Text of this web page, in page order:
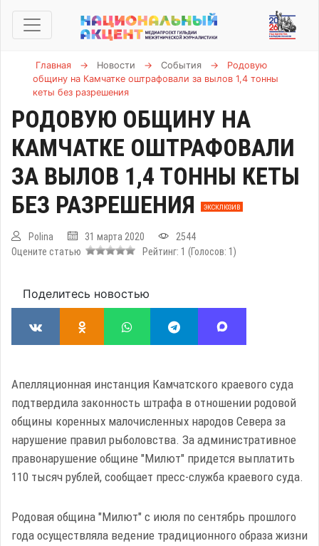
Главная → Новости → События →
Родовую
общину на Камчатке оштрафовали за вылов 1,4 тонны
кеты без разрешения
РОДОВУЮ ОБЩИНУ НА
КАМЧАТКЕ ОШТРАФОВАЛИ
ЗА ВЫЛОВ 1,4 ТОННЫ КЕТЫ
БЕЗ РАЗРЕШЕНИЯ
ЭКСКЛЮЗИВ
Polina 31 марта 2020
2544
Оцените статью
Рейтинг: 1 (Голосов: 1 )
Поделитесь новостью
Апелляционная инстанция Камчатского краевого суда
подтвердила законность штрафа в отношении родовой
общины коренных малочисленных народов Севера за
нарушение правил рыболовства. За административное
правонарушение общине "Милют" придется выплатить
110 тысяч рублей, сообщает пресс-служба краевого суда.
Родовая община "Милют" с июля по сентябрь прошлого
года осуществляла ведение традиционного образа жизни